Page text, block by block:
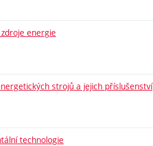
energie
strojů a jejich příslušenství
technologie